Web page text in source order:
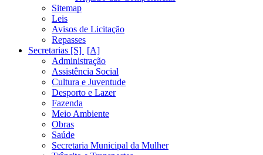
Sitemap
Leis
Avisos de Licitação
Repasses
Secretarias [S]
Administração
Assistência Social
Cultura e Juventude
Desporto e Lazer
Fazenda
Meio Ambiente
Obras
Saúde
Secretaria Municipal da Mulher